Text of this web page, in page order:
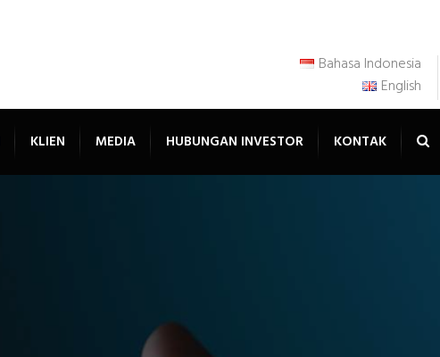
Bahasa Indonesia
English
KLIEN MEDIA HUBUNGAN INVESTOR KONTAK